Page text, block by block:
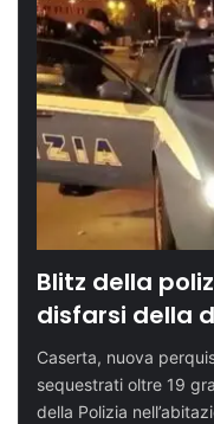
Blitz della
disfarsi della
Caserta, nuova
sequestrati oltre 19
della Polizia